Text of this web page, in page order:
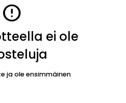
error
ei ole
ja ole ensimmäinen